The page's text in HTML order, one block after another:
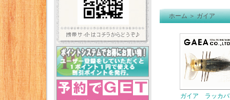
ホーム＞ガイア
ガイア ラッカ